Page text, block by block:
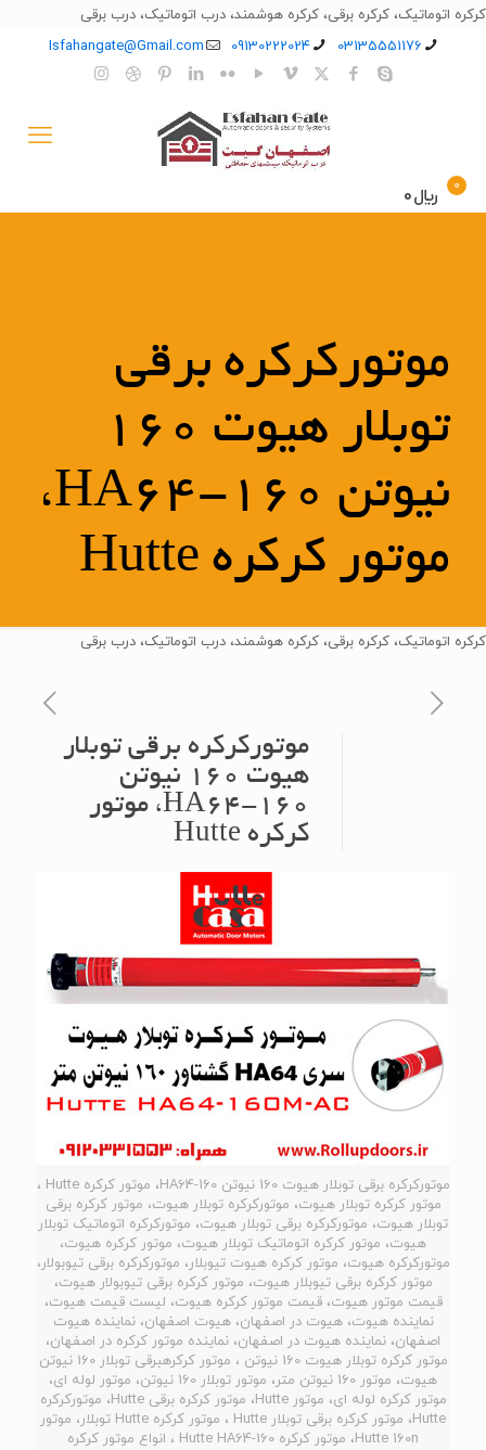
کرکره اتوماتیک، کرکره برقی، کرکره هوشمند، درب اتوماتیک، درب برقی
03135551176
09130222024
Isfahangate@Gmail.com
0 ﷼0
موتورکرکره برقی
توبلار هیوت 160
نیوتن HA64-160،
موتور کرکره Hutte
کرکره اتوماتیک، کرکره برقی، کرکره هوشمند، درب اتوماتیک، درب برقی
موتورکرکره برقی توبلار
هیوت 160 نیوتن
HA64-160، موتور
کرکره Hutte
موتورکرکره برقی توبلار هیوت 160 نیوتن HA64-160، موتور کرکره Hutte ،
موتور کرکره توبلار هیوت، موتورکرکره توبلار هیوت، موتور کرکره برقی
توبلار هیوت، موتورکرکره برقی توبلار هیوت، موتورکرکره اتوماتیک توبلار
هیوت، موتور کرکره اتوماتیک توبلار هیوت، موتور کرکره هیوت،
موتورکرکره هیوت، موتور کرکره هیوت تیوبلار، موتورکرکره برقی تیوبولار،
موتور کرکره برقی تیوبلار هیوت، موتور کرکره برقی تیوبولار هیوت،
قیمت موتور هیوت، قیمت موتور کرکره هیوت، لیست قیمت هیوت،
نماینده هیوت، هیوت در اصفهان، هیوت اصفهان، نماینده هیوت
اصفهان، نماینده هیوت در اصفهان، نماینده موتور کرکره در اصفهان،
موتور کرکره توبلار هیوت 160 نیوتن ، موتور کرکرهبرقی توبلار 160 نیوتن
هیوت، موتور 160 نیوتن متر، موتور توبلار 160 نیوتن، موتور لوله ای،
موتور کرکره لوله ای، موتور Hutte، موتور کرکره برقی Hutte، موتورکرکره
Hutte، موتور کرکره برقی توبلار Hutte ، موتور کرکره Hutte توبلار، موتور
Hutte 160n، موتور کرکره Hutte HA64-160 ، انواع موتور کرکره